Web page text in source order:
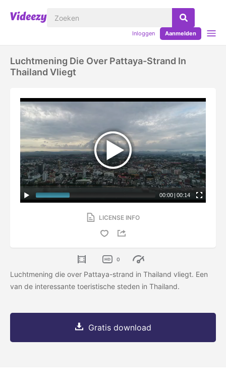
Inloggen Aanmelden
Luchtmening Die Over Pattaya-Strand In
Thailand Vliegt
00:00 | 00:14
LICENSE INFO
0
Luchtmening die over Pattaya-strand in Thailand vliegt. Een
van de interessante toeristische steden in Thailand.
Gratis download